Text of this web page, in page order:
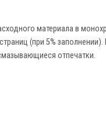
материала в
(при 5%
отпечатки.